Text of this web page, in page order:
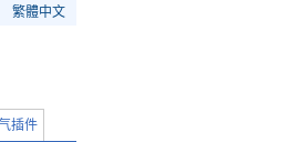
繁體中文
插件